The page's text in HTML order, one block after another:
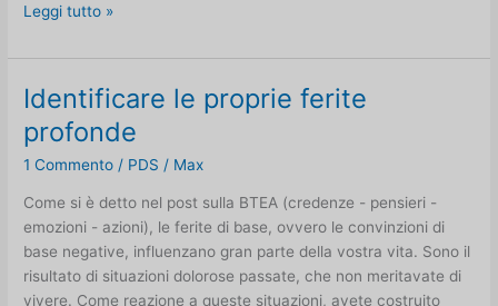
Aggiornamento
meccanismi
coping
Leggi tutto »
Identificare le proprie ferite
profonde
1 Commento / PDS / Max
Come si è detto nel post sulla BTEA (credenze - pensieri -
emozioni - azioni), le ferite di base, ovvero le convinzioni di
base negative, influenzano gran parte della vostra vita. Sono il
risultato di situazioni dolorose passate, che non meritavate di
vivere. Come reazione a queste situazioni, avete costruito